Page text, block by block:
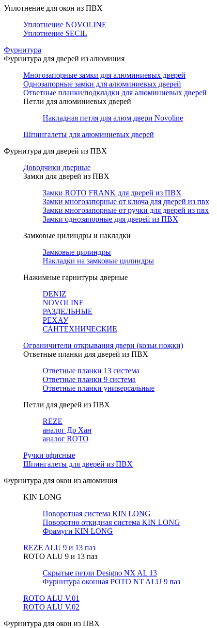
Уплотнение для окон из ПВХ
Уплотнение NOVOLINE
Уплотнение SECIL
Фурнитура
Фурнитура для дверей из алюминия
Многозапорные замки для алюминиевых дверей
Однозапорные замки для алюминиевых дверей
Ответные планки/подкладки для алюминиевых дверей
Петли для алюминиевых дверей
Накладная петля для алюм двери Novoline
Шпингалеты для алюминиевых дверей
Фурнитура для дверей из ПВХ
Доводчики дверные
Замки для дверей из ПВХ
Замки ROTO FRANK для дверей из ПВХ
Замки многозапорные от ключа для дверей из пвх
Замки многозапорные от ручки для дверей из пвх
Замки однозапорные для дверей из ПВХ
Замковые цилиндры и накладки
Замковые цилиндры
Накладки на замковые цилиндры
Нажимные гарнитуры дверные
DENIZ
NOVOLINE
РАЗДЕЛЬНЫЕ
РЕХАУ
САНТЕХНИЧЕСКИЕ
Ограничители открывания двери (козьи ножки)
Ответные планки для дверей из ПВХ
Ответные планки 13 система
Ответные планки 9 система
Ответные планки универсальные
Петли для дверей из ПВХ
REZE
аналог Др Хан
аналог ROTO
Ручки офисные
Шпингалеты для дверей из ПВХ
Фурнитура для окон из алюминия
KIN LONG
Поворотная система KIN LONG
Поворотно откидная система KIN LONG
Фрамуги KIN LONG
REZE ALU 9 и 13 паз
ROTO ALU 9 и 13 паз
Скрытые петли Designo NX AL 13
Фурнитура оконная РОТО NT ALU 9 паз
ROTO ALU V.01
ROTO ALU V.02
Фурнитура для окон из ПВХ